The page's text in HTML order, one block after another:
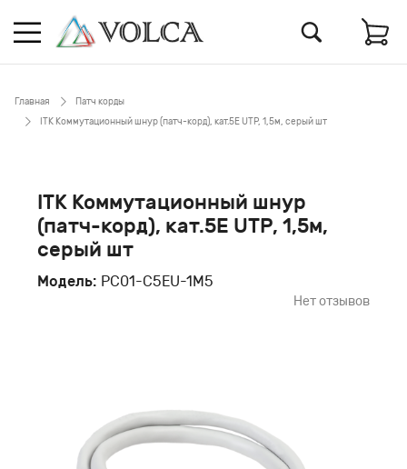
Главная
Патч корды
ITK Коммутационный шнур (патч-корд), кат.5Е UTP, 1,5м, серый шт
ITK Коммутационный шнур
(патч-корд), кат.5Е UTP, 1,5м,
серый шт
Модель: PC01-C5EU-1M5
Нет отзывов